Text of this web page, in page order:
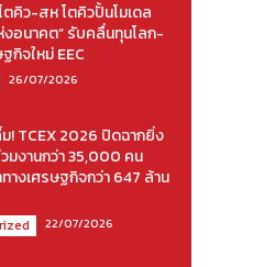
ตคิว-สห โตคิวปั้นโมเดล
งอนาคต” รับคลื่นทุนโลก-
กิจใหม่ EEC
26/07/2026
TCEX 2026 ปิดฉากยิ่ง
มงานกว่า 35,000 คน
างเศรษฐกิจกว่า 647 ล้าน
22/07/2026